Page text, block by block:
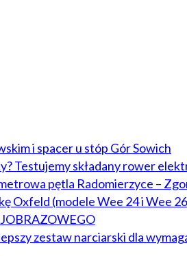
i spacer u stóp Gór Sowich
Testujemy składany rower
pętla Radomierzyce –
Oxfeld (modele Wee 24 i Wee
zestaw narciarski dla